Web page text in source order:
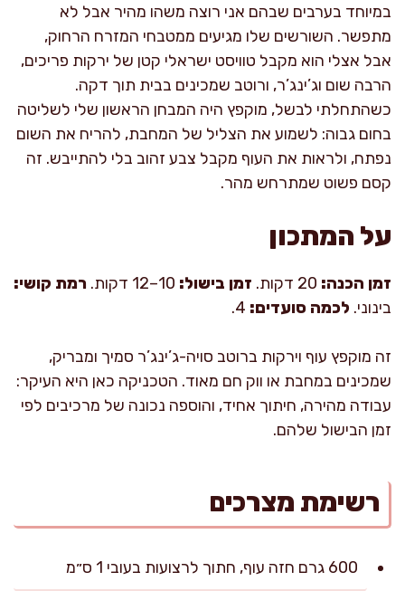
במיוחד בערבים שבהם אני רוצה משהו מהיר אבל לא
מתפשר. השורשים שלו מגיעים ממטבחי המזרח הרחוק,
אבל אצלי הוא מקבל טוויסט ישראלי קטן של ירקות פריכים,
הרבה שום וג’ינג’ר, ורוטב שמכינים בבית תוך דקה.
כשהתחלתי לבשל, מוקפץ היה המבחן הראשון שלי לשליטה
בחום גבוה: לשמוע את הצליל של המחבת, להריח את השום
נפתח, ולראות את העוף מקבל צבע זהוב בלי להתייבש. זה
קסם פשוט שמתרחש מהר.
על המתכון
זמן הכנה: זמן בישול:
רמת קושי:
בינוני. לכמה סועדים:
זה מוקפץ עוף וירקות ברוטב סויה-ג’ינג’ר סמיך ומבריק,
שמכינים במחבת או ווק חם מאוד. הטכניקה כאן היא העיקר:
עבודה מהירה, חיתוך אחיד, והוספה נכונה של מרכיבים לפי
זמן הבישול שלהם.
רשימת מצרכים
600 גרם חזה עוף, חתוך לרצועות בעובי 1 ס״מ